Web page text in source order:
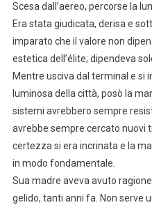
Scesa dall’aereo, percorse la
Era stata giudicata, derisa e
imparato che il valore non
estetica dell’élite; dipendeva
Mentre usciva dal terminal e si
luminosa della città, posò la
sistemi avrebbero sempre
avrebbe sempre cercato nuovi
certezza si era incrinata e la
in modo fondamentale.
Sua madre aveva avuto
gelido, tanti anni fa. Non serve